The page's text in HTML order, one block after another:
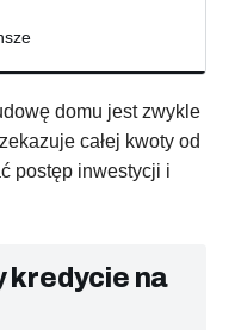
domu jest zwykle
całej kwoty od
postęp inwestycji i
kredycie na